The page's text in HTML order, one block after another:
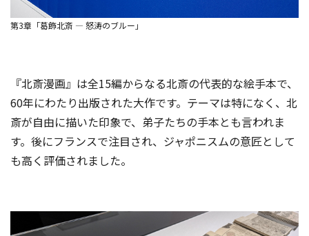
第3章「葛飾北斎 ― 怒涛のブルー」
『北斎漫画』は全15編からなる北斎の代表的な絵手本で、
60年にわたり出版された大作です。テーマは特になく、北
斎が自由に描いた印象で、弟子たちの手本とも言われま
す。後にフランスで注目され、ジャポニスムの意匠として
も高く評価されました。